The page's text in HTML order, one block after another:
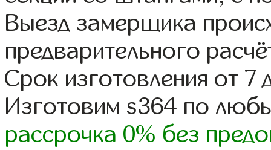
Выезд замерщика
предварительного
Срок изготовления от 7
Изготовим s364 по
рассрочка 0% без